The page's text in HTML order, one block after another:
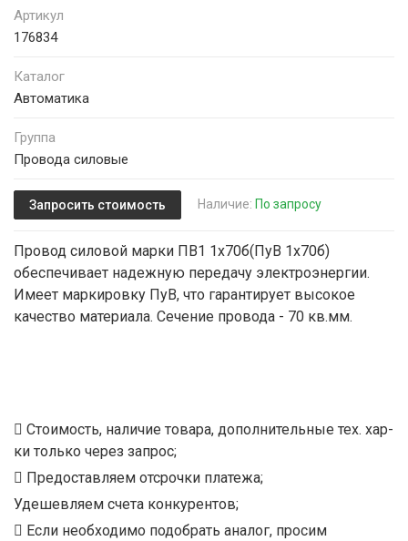
Артикул
176834
Каталог
Автоматика
Группа
Провода силовые
Запросить стоимость Наличие: По запросу
Провод силовой марки ПВ1 1х70б(ПуВ 1х70б)
обеспечивает надежную передачу электроэнергии.
Имеет маркировку ПуВ, что гарантирует высокое
качество материала. Сечение провода - 70 кв.мм.
Стоимость, наличие товара, дополнительные тех. хар-
ки только через запрос;
Предоставляем отсрочки платежа;
Удешевляем счета конкурентов;
Если необходимо подобрать аналог, просим